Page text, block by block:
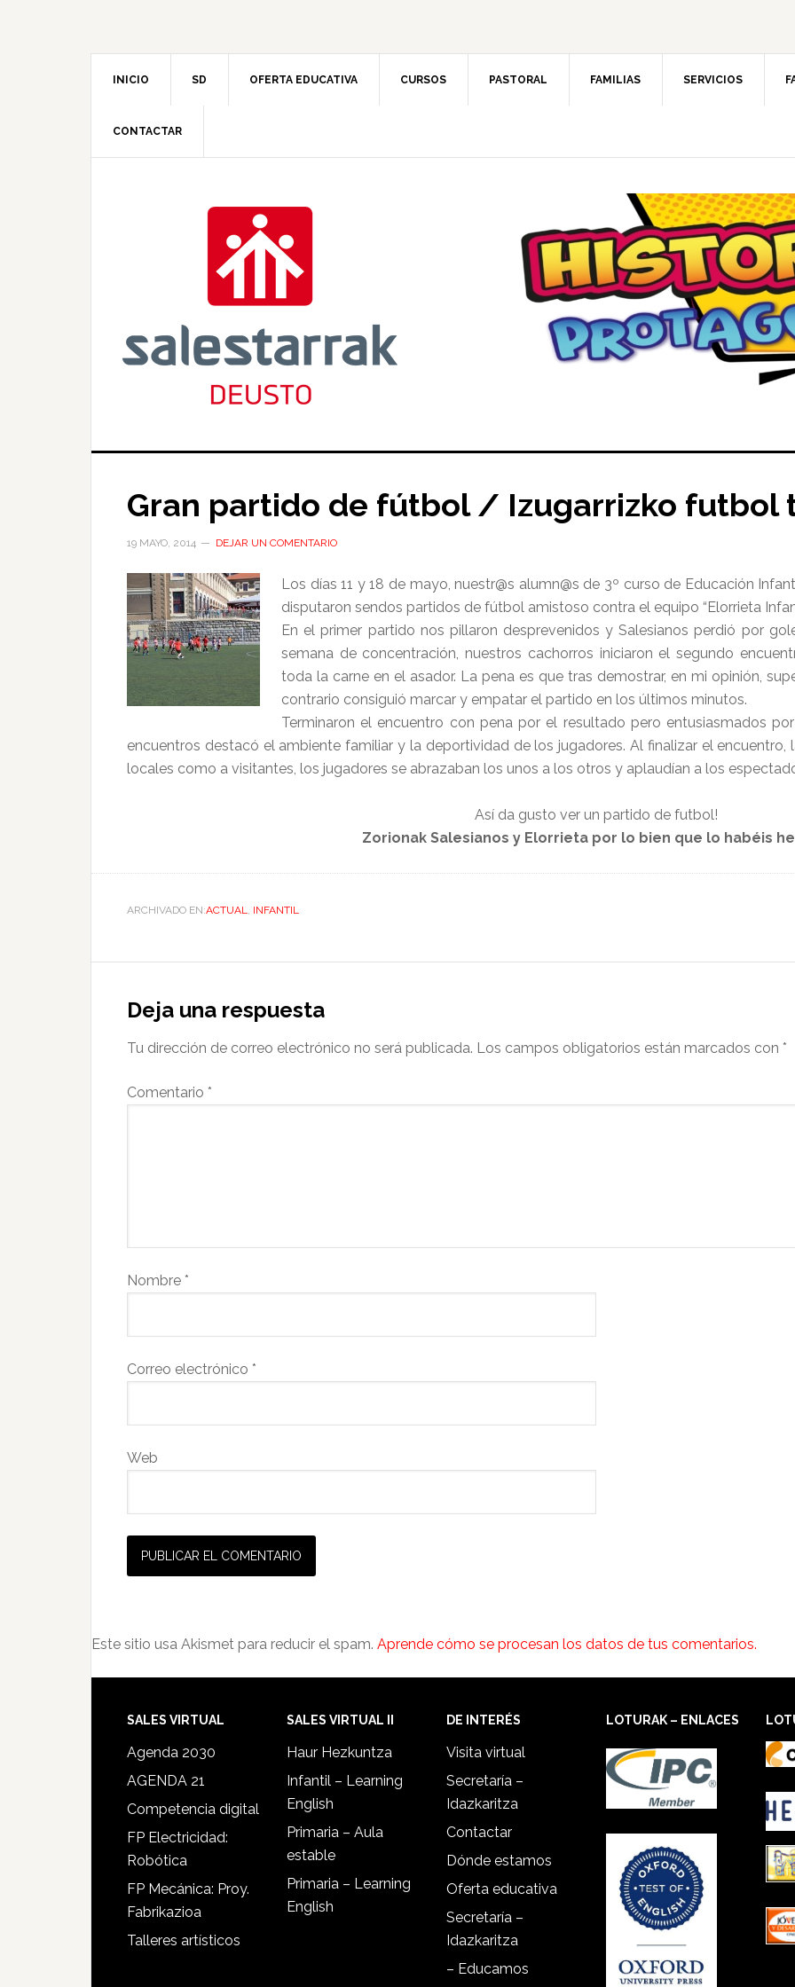
INICIO SD OFERTA EDUCATIVA CURSOS PASTORAL FAMILIAS SERVICIOS
CONTACTAR
Gran partido de fútbol / Izugarrizko futbol
19 MAYO, 2014 DEJAR UN COMENTARIO
Los días 11 y 18 de mayo, nuestr@s alumn@s de 3º curso de Educación
disputaron sendos partidos de fútbol amistoso contra el equipo “Elorrieta
En el primer partido nos pillaron desprevenidos y Salesianos perdió por
semana de concentración, nuestros cachorros iniciaron el segundo
toda la carne en el asador. La pena es que tras demostrar, en mi opinión,
contrario consiguió marcar y empatar el partido en los últimos minutos.
Terminaron el encuentro con pena por el resultado pero entusiasmados
encuentros destacó el ambiente familiar y la deportividad de los jugadores. Al finalizar el
locales como a visitantes, los jugadores se abrazaban los unos a los otros y aplaudían a los
Así da gusto ver un partido de futbol!
Zorionak Salesianos y Elorrieta por lo bien que lo habéis
ARCHIVADO EN:ACTUAL, INFANTIL
Deja una respuesta
Tu dirección de correo electrónico no será publicada. Los campos obligatorios están marcados con *
Comentario *
Nombre *
Correo electrónico *
Web
Este sitio usa Akismet para reducir el spam. Aprende cómo se procesan los datos de tus comentarios.
SALES VIRTUAL
Agenda 2030
AGENDA 21
Competencia digital
FP Electricidad:
Robótica
FP Mecánica: Proy.
Fabrikazioa
Talleres artísticos
SALES VIRTUAL II
Haur Hezkuntza
Infantil – Learning
English
Primaria – Aula
estable
Primaria – Learning
English
DE INTERÉS
Visita virtual
Secretaría –
Idazkaritza
Contactar
Dónde estamos
Oferta educativa
Secretaría –
Idazkaritza
– Educamos
LOTURAK – ENLACES